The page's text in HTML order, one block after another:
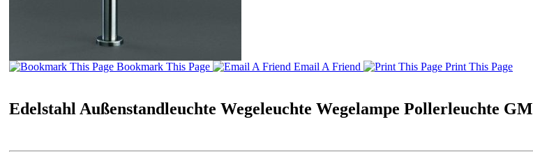
Bookmark This Page Email A Friend Print This Page
Edelstahl Außenstandleuchte Wegeleuchte Wegelampe Pollerleuchte GM